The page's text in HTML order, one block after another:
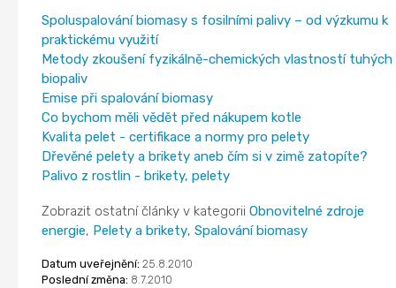
Spoluspalování biomasy s fosilními palivy – od výzkumu k
praktickému využití
Metody zkoušení fyzikálně-chemických vlastností tuhých
biopaliv
Emise při spalování biomasy
Co bychom měli vědět před nákupem kotle
Kvalita pelet - certifikace a normy pro pelety
Dřevěné pelety a brikety aneb čím si v zimě zatopíte?
Palivo z rostlin - brikety, pelety
Zobrazit ostatní články v kategoriiObnovitelné zdroje
energie, Pelety a brikety,Spalování biomasy
Datum uveřejnění: 25.8.2010
Poslední změna: 8.7.2010